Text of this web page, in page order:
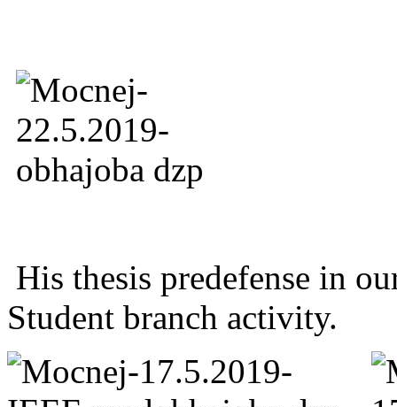
His thesis predefense in
Student branch activity.